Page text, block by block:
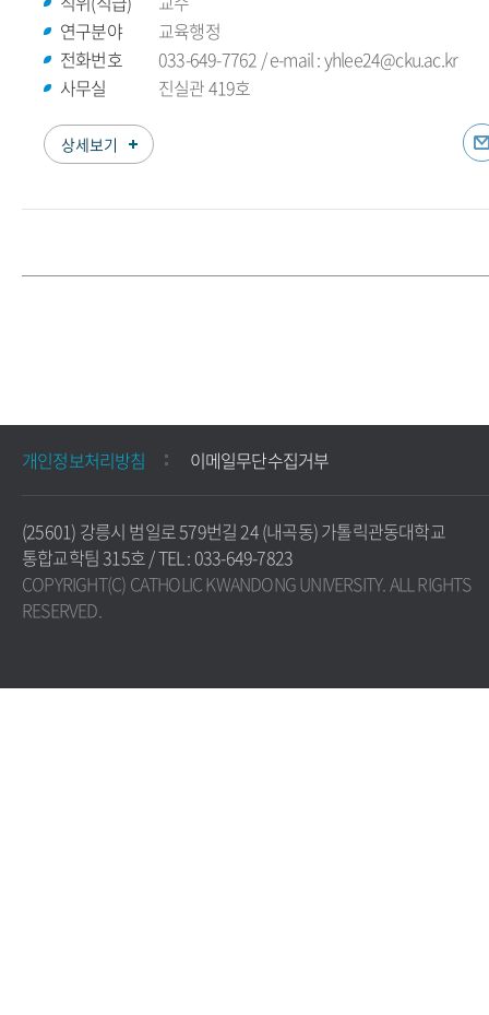
연구분야
교육행정
전화번호
033-649-7762 / e-mail : yhlee24@cku.ac.kr
사무실
진실관 419호
상세보기
개인정보처리방침 이메일무단수집거부
(25601) 강릉시 범일로 579번길 24 (내곡동) 가톨릭관동대학교
통합교학팀 315호 / TEL : 033-649-7823
COPYRIGHT(C) CATHOLIC KWANDONG UNIVERSITY. ALL RIGHTS
RESERVED.